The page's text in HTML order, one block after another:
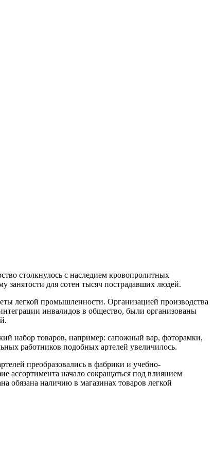
столкнулось с наследием кровопролитных
занятости для сотен тысяч пострадавших людей.
легкой промышленности. Организацией производства
инвалидов в общество, были организованы
набор товаров, например: сапожный вар, фоторамки,
работников подобных артелей увеличилось.
преобразовались в фабрики и учебно-
ассортимента начало сокращаться под влиянием
обязана наличию в магазинах товаров легкой